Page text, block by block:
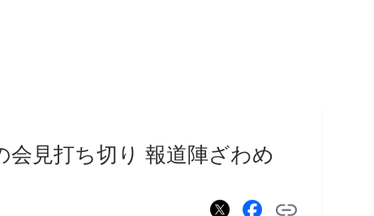
見打ち切り 報道陣ざわめ